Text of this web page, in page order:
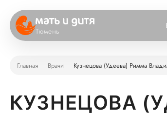
Тюмень
Главная Врачи Кузнецова (Удеева) Римма
КУЗНЕЦОВА